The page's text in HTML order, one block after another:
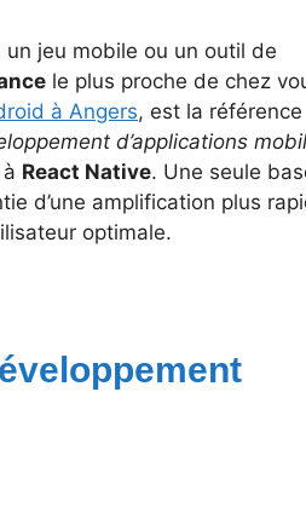
un jeu mobile ou un outil de
le plus proche de chez
à Angers, est la référence
d’applications
React Native. Une seule
d’une amplification plus
optimale.